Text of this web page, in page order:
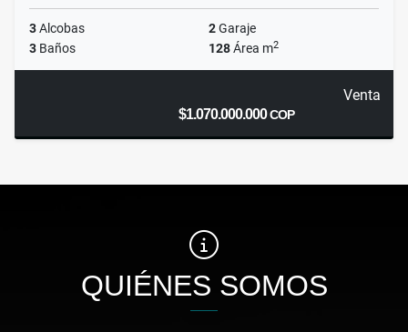
3Alcobas 2Garaje
3 Baños 128Área m2
Venta
$1.070.000.000COP
QUIÉNES SOMOS